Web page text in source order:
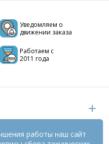
Уведомляем о
движении заказа
Работаем с
2011 года
работы наш сайт